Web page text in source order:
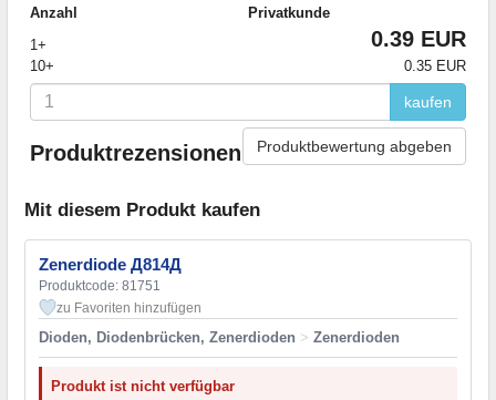
Anzahl
Privatkunde
1+
0.39 EUR
10+ 0.35 EUR
kaufen
Produktrezensionen Produktbewertung abgeben
Mit diesem Produkt kaufen
Zenerdiode Д814Д
Produktcode: 81751
zu Favoriten hinzufügen
Dioden, Diodenbrücken, Zenerdioden > Zenerdioden
Produkt ist nicht verfügbar